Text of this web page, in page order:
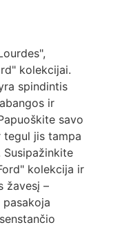
kolekcijai.
spindintis
ir
savo
tegul jis tampa
Susipažinkite
kolekcija ir
žavesį –